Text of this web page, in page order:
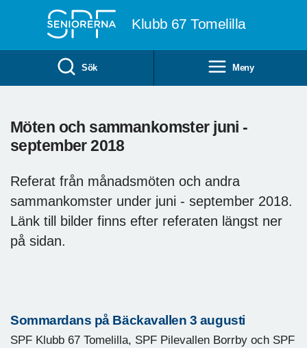
Klubb 67 Tomelilla
Sök Meny
Möten och sammankomster juni -
september 2018
Referat från månadsmöten och andra
sammankomster under juni - september 2018.
Länk till bilder finns efter referaten längst ner
på sidan.
Sommardans på Bäckavallen 3 augusti
SPF Klubb 67 Tomelilla, SPF Pilevallen Borrby och SPF